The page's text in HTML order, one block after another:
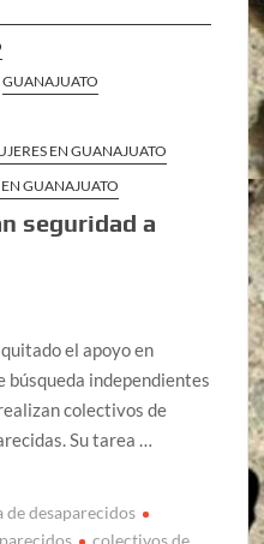
GUANAJUATO
EN GUANAJUATO
GUANAJUATO
seguridad a
el apoyo en
búsqueda independientes
colectivos de
Su tarea …
de desaparecidos
colectivos de